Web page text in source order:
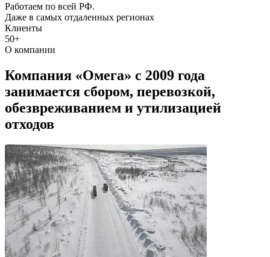
Работаем по всей РФ.
Даже в самых отдаленных регионах
Клиенты
50+
О компании
Компания «Омега» с 2009 года
занимается сбором, перевозкой,
обезвреживанием и утилизацией
отходов